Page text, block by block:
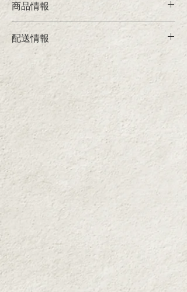
本サイトでしか購入できない限定商品となり
ます。
・トマトケチャップ(箱入り)×1
・バジルのジェノベーゼ×2
・完熟トマト酢×2
■ギフト包装（代金に含む）
段ボールではなく、品のある白いボックスを
使用。トマトケチャップは箱入り。
瓶商品はネットに入れ、保護します。ラッピ
ング用紙でお包みし、大切に配送いたしま
商品情報
■清水屋トマトケチャップ
原料は全て有機素材を使用している、安心・
安全のトマトケチャップです。味のポイント
であるナツメグの配合率にこだわりました。
フルーティーな香りとトマト本来の旨みが口
の中で広がります。料理がおいしく変身しま
す。
・内容量：300g（1本あたり）
・原材料：有機トマト・有機砂糖・有機醸造
酢・食塩・有機香辛料・有機たまねぎ
・保存方法：直射日光を避け常温で保存して
頂き、開封後は冷蔵庫で保管。
■バジルのジェノベーゼ
新鮮なバジルの葉をすりつぶしてオリーブ
油、グラナパダーノチーズ、松の実などを加
え、ペースト状のジェノベーゼソースにしま
茹でたてのパスタに絡めるだけでレストラン
品質のパスタになります。
トーストに塗って焼いたり、チキン・豚肉の
ソテーにかけてもおいしく召し上がれます。
配送情報
■配送料（税込）
・北海道・九州 ¥330
・中国・四国 ¥220
・沖縄 ¥660